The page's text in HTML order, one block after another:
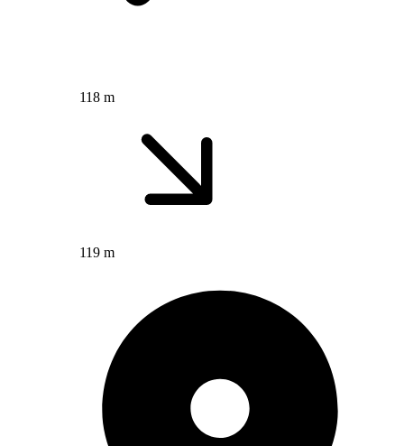
118 m
119 m